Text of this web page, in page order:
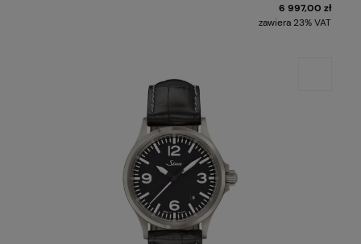
6 997,00 zł
zawiera 23% VAT